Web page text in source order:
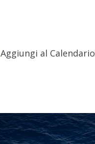
Aggiungi al Calendario